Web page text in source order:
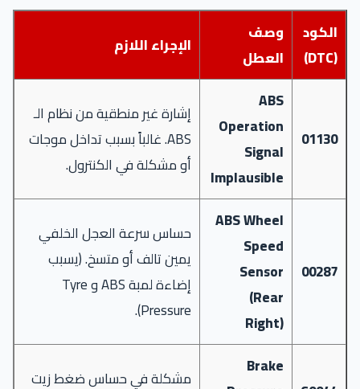
الكود
(DTC)
وصف
العطل
الإجراء اللازم
01130
ABS
Operation
Signal
Implausible
إشارة غير منطقية من نظام الـ
ABS. غالباً بسبب تداخل موجات
أو مشكلة في الكنترول.
00287
ABS Wheel
Speed
Sensor
(Rear
Right)
حساس سرعة العجل الخلفي
يمين تالف أو متسخ. (يسبب
إضاءة لمبة ABS و Tyre
Pressure).
Brake
مشكلة في حساس ضغط زيت